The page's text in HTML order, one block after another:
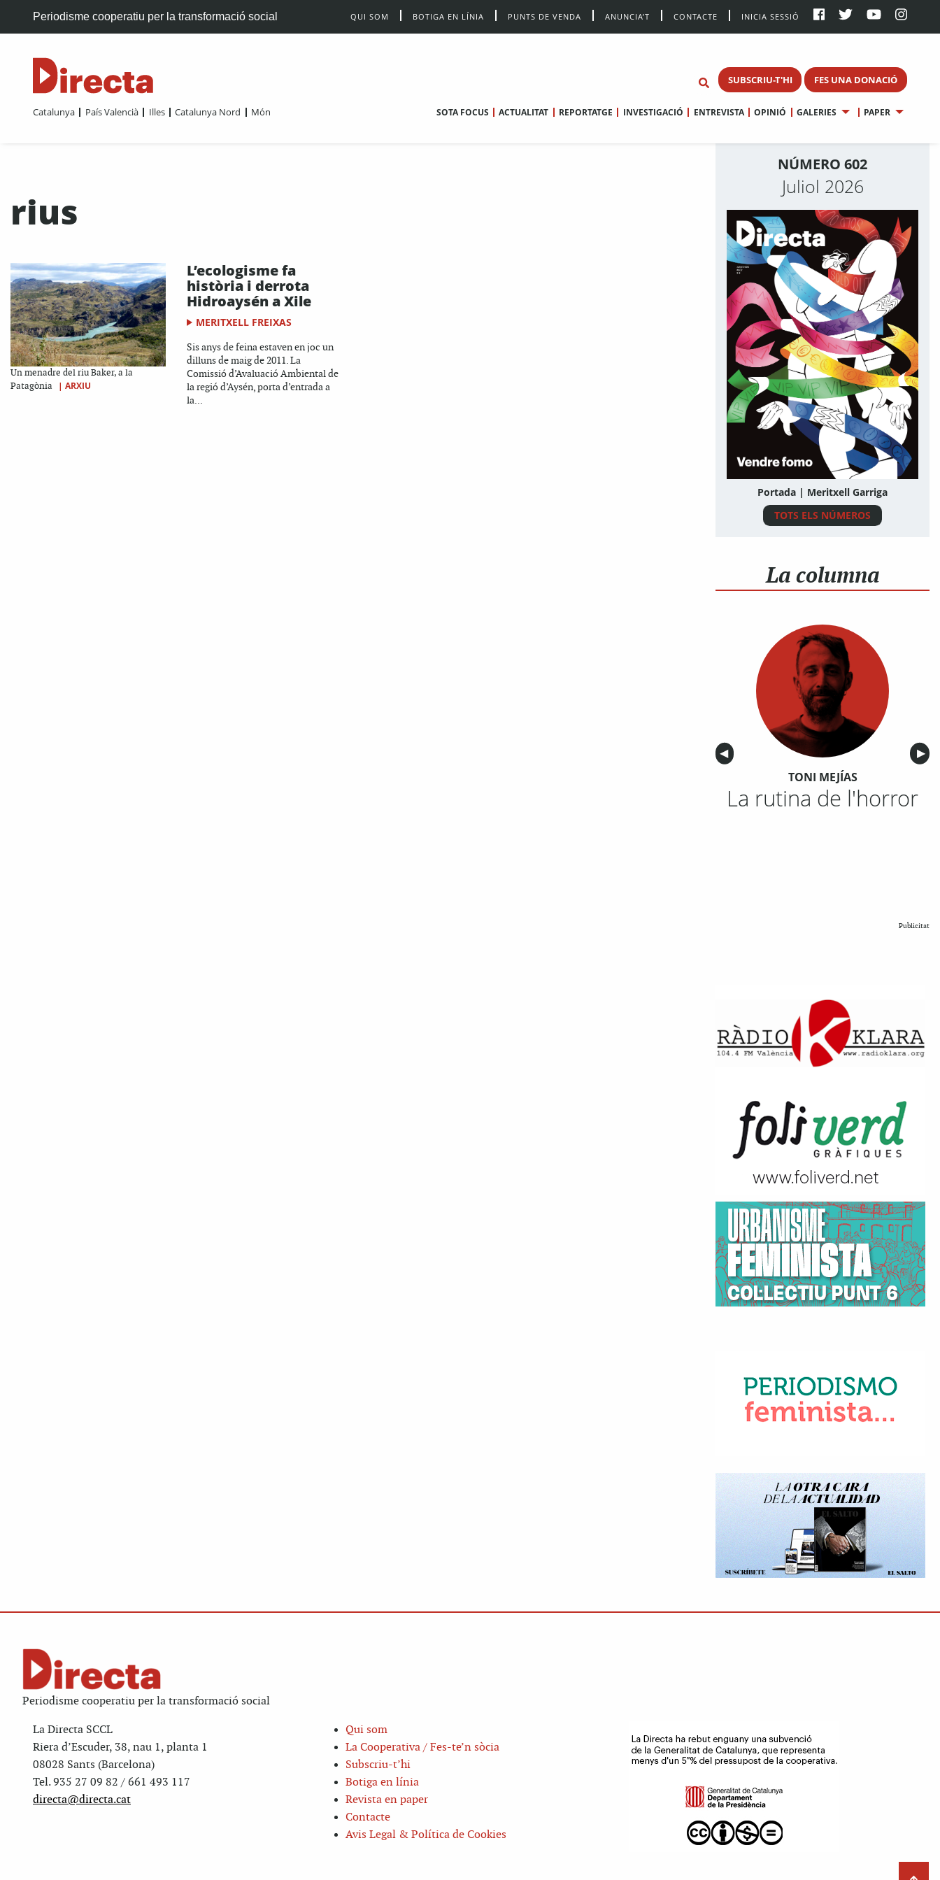
Periodisme cooperatiu per la transformació social QUI SOM BOTIGA EN LÍNIA PUNTS DE VENDA ANUNCIA’T CONTACTE INICIA SESSIÓ
SUBSCRIU-T'HI FES UNA DONACIÓ
Catalunya País Valencià Illes Catalunya Nord Món SOTA FOCUS ACTUALITAT REPORTATGE INVESTIGACIÓ ENTREVISTA OPINIÓ GALERIES PAPER
rius
Un menadre del riu Baker, a la
Patagònia
| ARXIU
L’ecologisme fa
història i derrota
Hidroaysén a Xile
MERITXELL FREIXAS
Sis anys de feina estaven en joc un
dilluns de maig de 2011. La
Comissió d’Avaluació Ambiental de
la regió d’Aysén, porta d’entrada a
la...
NÚMERO 602
Juliol 2026
Portada | Meritxell Garriga
TOTS ELS NÚMEROS
La columna
Anterior
◀︎ ▶︎
TONI MEJÍAS
La rutina de l'horror
Publicitat
Periodisme cooperatiu per la transformació social
La Directa SCCL
Riera d’Escuder, 38, nau 1, planta 1
08028 Sants (Barcelona)
Tel. 935 27 09 82 / 661 493 117
directa@directa.cat
Qui som
La Cooperativa / Fes-te’n sòcia
Subscriu-t’hi
Botiga en línia
Revista en paper
Contacte
Avis Legal & Política de Cookies